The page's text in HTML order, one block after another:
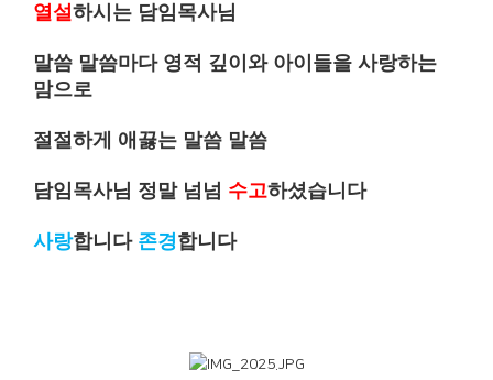
열설하시는 담임목사님
말씀 말씀마다 영적 깊이와 아이들을 사랑하는
맘으로
절절하게 애끓는 말씀 말씀
담임목사님 정말 넘넘 수고하셨습니다
사랑합니다 존경합니다